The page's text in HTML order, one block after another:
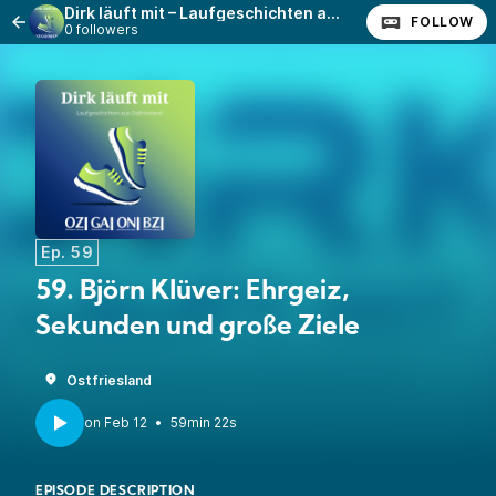
Dirk läuft mit – Laufgeschichten aus Ostfriesland
0 followers FOLLOW
Ep. 59
59. Björn Klüver: Ehrgeiz,
Sekunden und große Ziele
Ostfriesland
• 59min 22s
EPISODE DESCRIPTION